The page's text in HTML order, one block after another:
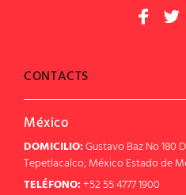
CONTACTS
México
DOMICILIO:Gustavo Baz No 180
Tepetlacalco, México Estado de
TELÉFONO:+52 55 4777 1900